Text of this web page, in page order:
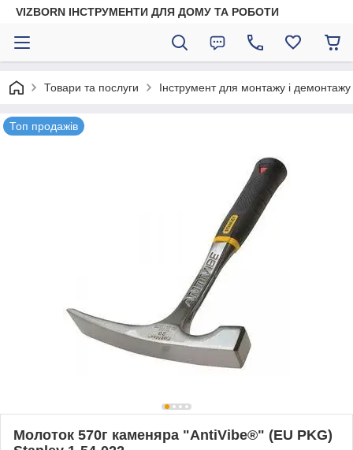
VIZBORN ІНСТРУМЕНТИ ДЛЯ ДОМУ ТА РОБОТИ
Товари та послуги Інструмент для монтажу і демонтажу
Топ продажів
Молоток 570г каменяра "AntiVibe®" (EU PKG)